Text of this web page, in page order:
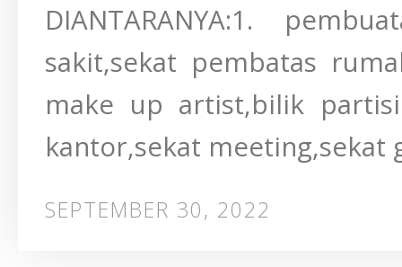
DIANTARANYA:1.
sakit,sekat pembatas
make up artist,bilik
kantor,sekat meeting,sekat
SEPTEMBER 30, 2022